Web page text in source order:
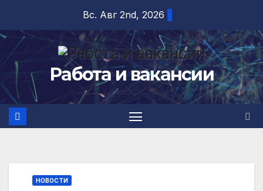
содержимому
Вс. Авг 2nd, 2026
Работа и вакансии
НОВОСТИ